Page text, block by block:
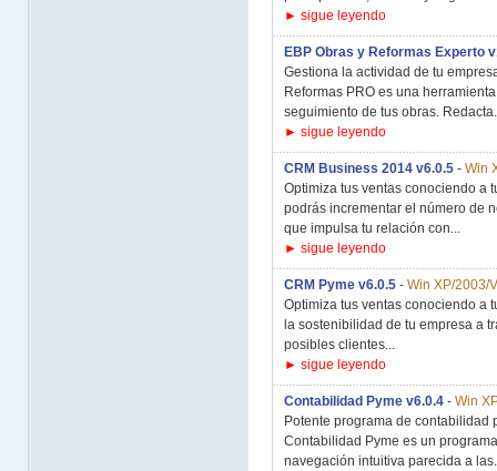
► sigue leyendo
EBP Obras y Reformas Experto
Gestiona la actividad de tu
Reformas PRO es una
seguimiento de tus obras.
► sigue leyendo
CRM Business 2014 v6.0.5 - Win
Optimiza tus ventas conociendo a
podrás incrementar el número de
que impulsa tu relación con...
► sigue leyendo
CRM Pyme v6.0.5 - Win XP/2003/
Optimiza tus ventas conociendo a
la sostenibilidad de tu empresa a
posibles clientes...
► sigue leyendo
Contabilidad Pyme v6.0.4 - Win
Potente programa de contabilidad
Contabilidad Pyme es un
navegación intuitiva parecida a